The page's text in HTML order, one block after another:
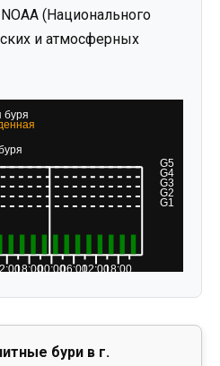
(Национального
и атмосферных
бури в г.